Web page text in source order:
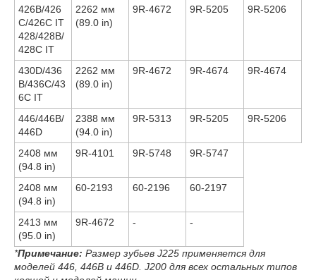
426B/426
C/426C IT
428/428B/
428C IT
2262 мм
(89.0 in)
9R-4672 9R-5205 9R-5206
430D/436
B/436C/43
6C IT
2262 мм
(89.0 in)
9R-4672 9R-4674 9R-4674
446/446B/
446D
2388 мм
(94.0 in)
9R-5313 9R-5205 9R-5206
2408 мм
(94.8 in)
9R-4101 9R-5748 9R-5747
2408 мм
(94.8 in)
60-2193 60-2196 60-2197
2413 мм
(95.0 in)
9R-4672 - -
*Примечание: Размер зубьев J225 применяется для
моделей 446, 446B и 446D. J200 для всех остальных типов